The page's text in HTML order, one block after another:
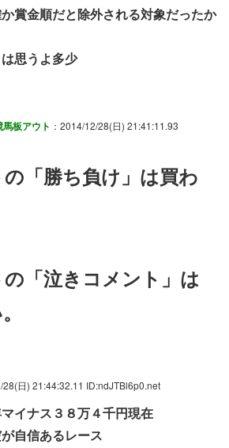
賞金順だと除外される対象だったか
思うよ多少
板アウト ：2014/12/28(日) 21:41:11.93
「勝ち負け」は買わ
「泣きコメント」は
28(日) 21:44:32.11 ID:ndJTBl6p0.net
イナス３８万４千円現在
自信あるレース